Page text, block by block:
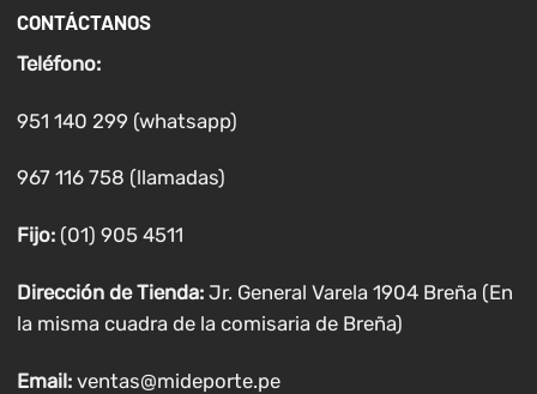
CONTÁCTANOS
Teléfono:
951 140 299 (whatsapp)
967 116 758 (llamadas)
Fijo:(01) 905 4511
Dirección de Tienda: Jr. General Varela 1904 Breña (En
la misma cuadra de la comisaria de Breña)
Email: ventas@mideporte.pe